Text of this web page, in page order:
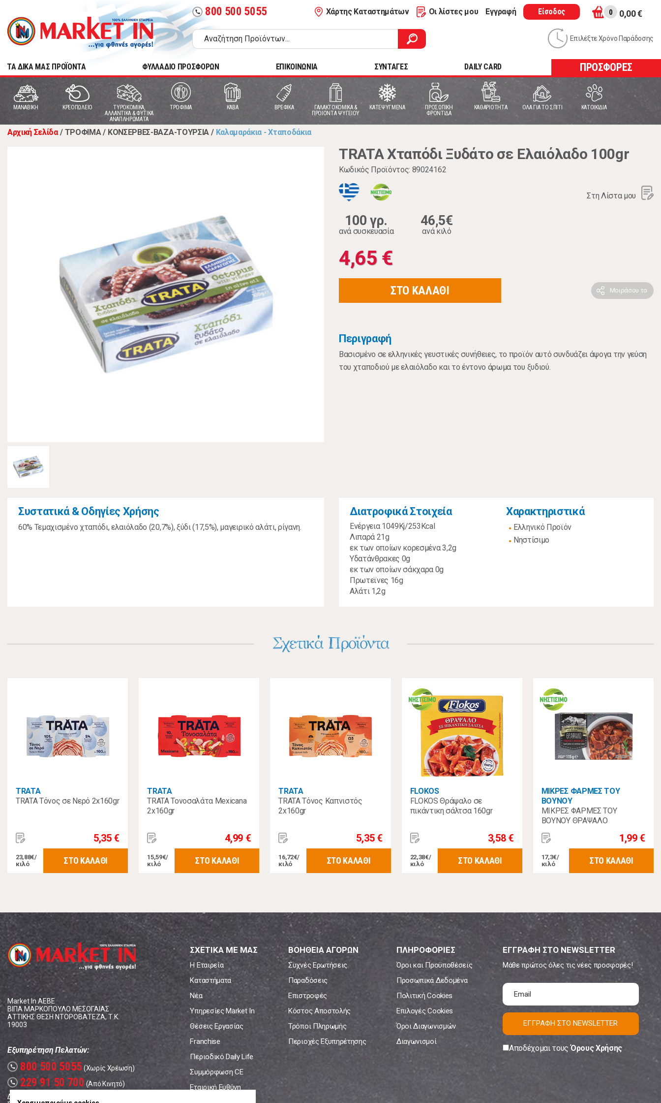
call 800 500 5055 Χάρτης Καταστημάτων Οι λίστες μου Εγγραφή Είσοδος 0 0,00 €
Επιλέξτε Χρόνο Παράδοσης
TA ΔΙΚΑ ΜΑΣ ΠΡΟΪΟΝΤΑ ΦΥΛΛΑΔΙΟ ΠΡΟΣΦΟΡΩΝ ΕΠΙΚΟΙΝΩΝΙΑ ΣΥΝΤΑΓΕΣ DAILY CARD ΠΡΟΣΦΟΡΕΣ
MANABIKH ΚΡΕΟΠΩΛΕΙΟ
ΤΥΡΟΚΟΜΙΚΑ,
ΑΛΛΑΝΤΙΚΑ & ΦΥΤΙΚΑ
ΑΝΑΠΛΗΡΩΜΑΤΑ
ΤΡΟΦΙΜΑ ΚΑΒΑ ΒΡΕΦΙΚΑ
ΓΑΛΑΚΤΟΚΟΜΙΚΑ &
ΠΡΟΙΟΝΤΑ ΨΥΓΕΙΟΥ
ΚΑΤΕΨΥΓΜΕΝΑ
ΠΡΟΣΩΠΙΚΗ
ΦΡΟΝΤΙΔΑ
ΚΑΘΑΡΙΟΤΗΤΑ ΟΛΑ ΓΙΑ ΤΟ ΣΠΙΤΙ ΚΑΤΟΙΚΙΔΙΑ
Αρχική Σελίδα / ΤΡΟΦΙΜΑ / ΚΟΝΣΕΡΒΕΣ-ΒΑΖΑ-ΤΟΥΡΣΙΑ / Καλαμαράκια - Χταποδάκια
TRATA Χταπόδι Ξυδάτο σε Ελαιόλαδο 100gr
Κωδικός Προϊόντος: 89024162
Στη Λίστα μου
100 γρ.
ανά συσκευασία
46,5€
ανά κιλό
4,65 €
ΣΤΟ ΚΑΛΑΘΙ Μοιράσου το
Περιγραφή
Βασισμένο σε ελληνικές γευστικές συνήθειες, το προϊόν αυτό συνδυάζει άψογα την γεύση
του χταποδιού με ελαιόλαδο και το έντονο άρωμα του ξυδιού.
Συστατικά & Οδηγίες Χρήσης
60% Τεμαχισμένο χταπόδι, ελαιόλαδο (20,7%), ξύδι (17,5%), μαγειρικό αλάτι, ρίγανη.
Διατροφικά Στοιχεία
Ενέργεια 1049Kj/253Kcal
Λιπαρά 21g
εκ των οποίων κορεσμένα 3,2g
Υδατάνθρακες 0g
εκ των οποίων σάκχαρα 0g
Πρωτεϊνες 16g
Αλάτι 1,2g
Χαρακτηριστικά
Ελληνικό Προϊόν
Νηστίσιμο
Σχετικά Προϊόντα
TRATA
TRATA Τόνος σε Νερό 2x160gr
5,35 €
23,88€/
κιλό
ΣΤΟ ΚΑΛΑΘΙ
TRATA
TRATA Τονοσαλάτα Mexicana
2x160gr
4,99 €
15,59€/
κιλό
ΣΤΟ ΚΑΛΑΘΙ
TRATA
TRATA Τόνος Καπνιστός
2x160gr
5,35 €
16,72€/
κιλό
ΣΤΟ ΚΑΛΑΘΙ
FLOKOS
FLOKOS Θράψαλο σε
πικάντικη σάλτσα 160gr
3,58 €
22,38€/
κιλό
ΣΤΟ ΚΑΛΑΘΙ
ΜΙΚΡΕΣ ΦΑΡΜΕΣ ΤΟΥ
ΒΟΥΝΟΥ
ΜΙΚΡΕΣ ΦΑΡΜΕΣ ΤΟΥ
ΒΟΥΝΟΥ ΘΡΑΨΑΛΟ
Τεμαχισμένο σε American
Sauce 115γρ
1,99 €
17,3€/
κιλό
ΣΤΟ ΚΑΛΑΘΙ
Market In ΑΕΒΕ
ΒΙΠΑ ΜΑΡΚΟΠΟΥΛΟ ΜΕΣΟΓΑΙΑΣ
ΑΤΤΙΚΗΣ ΘΕΣΗ ΝΤΟΡΟΒΑΤΕΖΑ, Τ.Κ.
19003
Εξυπηρέτηση Πελατών:
call 800 500 5055 (Χωρίς Χρέωση)
call 229 91 50 700 (Από Κινητό)
Δευτέρα - Παρασκευή: 08:00 - 17:00
ΣΧΕΤΙΚΑ ΜΕ ΜΑΣ
Η Εταιρεία
Καταστήματα
Νέα
Υπηρεσίες Market In
Θέσεις Εργασίας
Franchise
Περιοδικό Daily Life
Συμμόρφωση CE
Εταιρική Ευθύνη
ΒΟΗΘΕΙΑ ΑΓΟΡΩΝ
Συχνές Ερωτήσεις
Παραδόσεις
Επιστροφές
Κόστος Αποστολής
Τρόποι Πληρωμής
Περιοχές Εξυπηρέτησης
ΠΛΗΡΟΦΟΡΙΕΣ
Όροι και Προϋποθέσεις
Προσωπικά Δεδομένα
Πολιτική Cookies
Επιλογές Cookies
Όροι Διαγωνισμών
Διαγωνισμοί
ΕΓΓΡΑΦΗ ΣΤΟ NEWSLETTER
Μάθε πρώτος όλες τις νέες προσφορές!
ΕΓΓΡΑΦΗ ΣΤΟ NEWSLETTER
Αποδέχομαι τουςΌρους Χρήσης